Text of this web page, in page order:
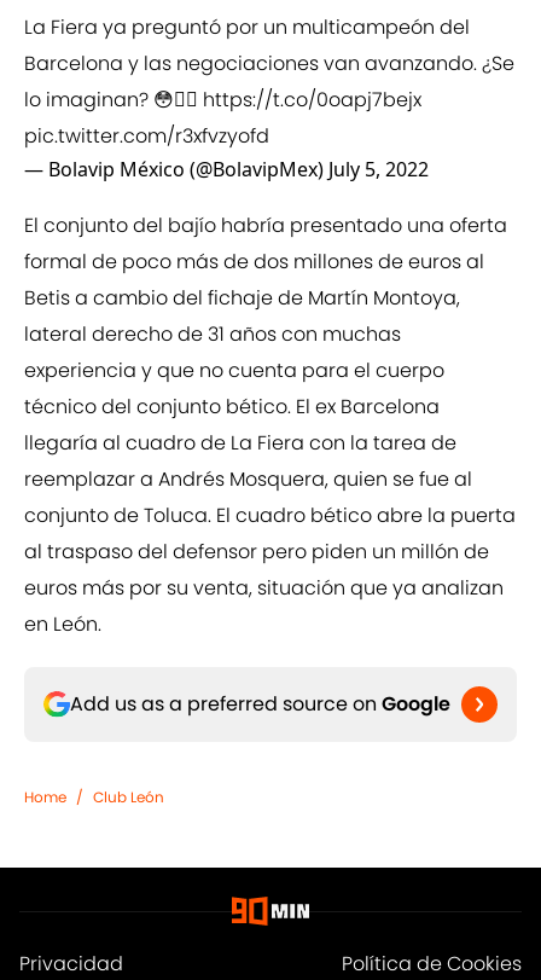
La Fiera ya preguntó por un multicampeón del
Barcelona y las negociaciones van avanzando. ¿Se
lo imaginan? 😳👉🏻 https://t.co/0oapj7bejx
pic.twitter.com/r3xfvzyofd
— Bolavip México (@BolavipMex) July 5, 2022
El conjunto del bajío habría presentado una oferta
formal de poco más de dos millones de euros al
Betis a cambio del fichaje de Martín Montoya,
lateral derecho de 31 años con muchas
experiencia y que no cuenta para el cuerpo
técnico del conjunto bético. El ex Barcelona
llegaría al cuadro de La Fiera con la tarea de
reemplazar a Andrés Mosquera, quien se fue al
conjunto de Toluca. El cuadro bético abre la puerta
al traspaso del defensor pero piden un millón de
euros más por su venta, situación que ya analizan
en León.
Add us as a preferred source on Google
Home / Club León
Privacidad Política de Cookies